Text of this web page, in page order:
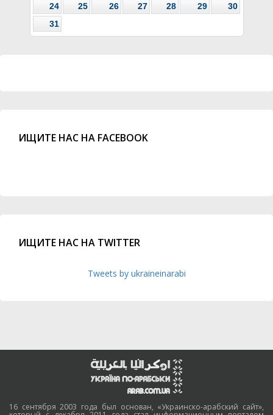
24
25 26 27 28 29
30
31
ИЩИТЕ НАС НА FACEBOOK
ИЩИТЕ НАС НА TWITTER
Tweets by ukraineinarabi
16 сентября 2003 года был основан, «Украинско-арабский сайт»,